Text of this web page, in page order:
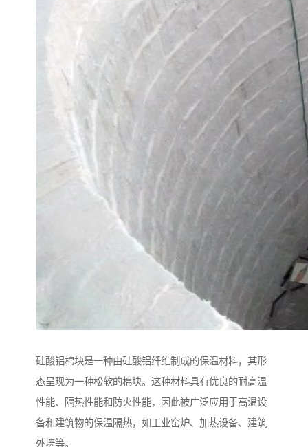
硅酸铝棉块是一种由硅酸铝纤维制成的保温材料，其形
态呈现为一种松软的棉块。这种材料具有优良的耐高温
性能、隔热性能和防火性能，因此被广泛应用于高温设
备和建筑物的保温隔热，如工业窑炉、加热设备、建筑
外墙等。